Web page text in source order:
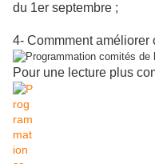
du 1er septembre ;
4- Commment améliorer
Pour une lecture plus